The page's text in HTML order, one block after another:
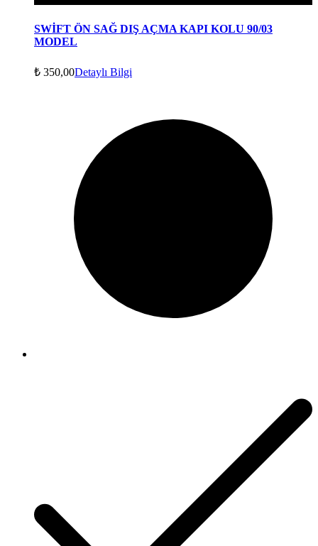
SWİFT ÖN SAĞ DIŞ AÇMA KAPI KOLU 90/03
MODEL
₺ 350,00Detaylı Bilgi